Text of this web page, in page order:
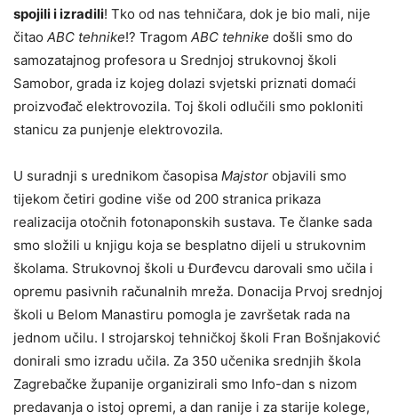
spojili i izradili! Tko od nas tehničara, dok je bio mali, nije
čitao ABC tehnike!? Tragom ABC tehnike došli smo do
samozatajnog profesora u Srednjoj strukovnoj školi
Samobor, grada iz kojeg dolazi svjetski priznati domaći
proizvođač elektrovozila. Toj školi odlučili smo pokloniti
stanicu za punjenje elektrovozila.
U suradnji s urednikom časopisa Majstor objavili smo
tijekom četiri godine više od 200 stranica prikaza
realizacija otočnih fotonaponskih sustava. Te članke sada
smo složili u knjigu koja se besplatno dijeli u strukovnim
školama. Strukovnoj školi u Đurđevcu darovali smo učila i
opremu pasivnih računalnih mreža. Donacija Prvoj srednjoj
školi u Belom Manastiru pomogla je završetak rada na
jednom učilu. I strojarskoj tehničkoj školi Fran Bošnjaković
donirali smo izradu učila. Za 350 učenika srednjih škola
Zagrebačke županije organizirali smo Info-dan s nizom
predavanja o istoj opremi, a dan ranije i za starije kolege,